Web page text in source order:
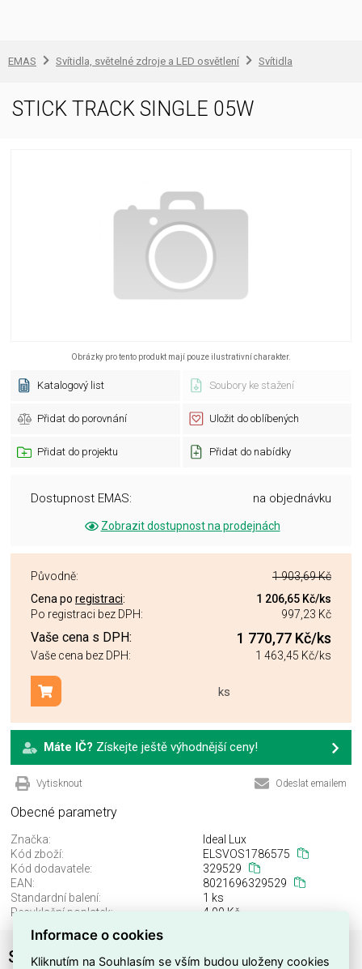
EMAS Svítidla, světelné zdroje a LED osvětlení Svítidla
STICK TRACK SINGLE 05W
Obrázky pro tento produkt mají pouze ilustrativní charakter.
Katalogový list Soubory ke stažení
Přidat do porovnání Uložit do oblíbených
Přidat do projektu Přidat do nabídky
Dostupnost EMAS: na objednávku
Zobrazit dostupnost na prodejnách
Původně:
1 903,69 Kč
Cena po registraci: 1 206,65 Kč/ks
Po registraci bez DPH:
997,23 Kč
Vaše cena s DPH: 1 770,77 Kč/ks
Vaše cena bez DPH: 1 463,45 Kč/ks
ks
Přidat do košíku
Máte IČ? Získejte ještě výhodnější ceny!
Vytisknout Odeslat emailem
Obecné parametry
Značka:
Ideal Lux
Kód zboží:
ELSVOS1786575
Kód dodavatele:
329529
EAN:
8021696329529
Standardní balení:
1 ks
Recyklační poplatek:
4,00 Kč
STICK TRACK SINGLE 05W
Informace o cookies
Kliknutím na Souhlasím se vším budou uloženy cookies